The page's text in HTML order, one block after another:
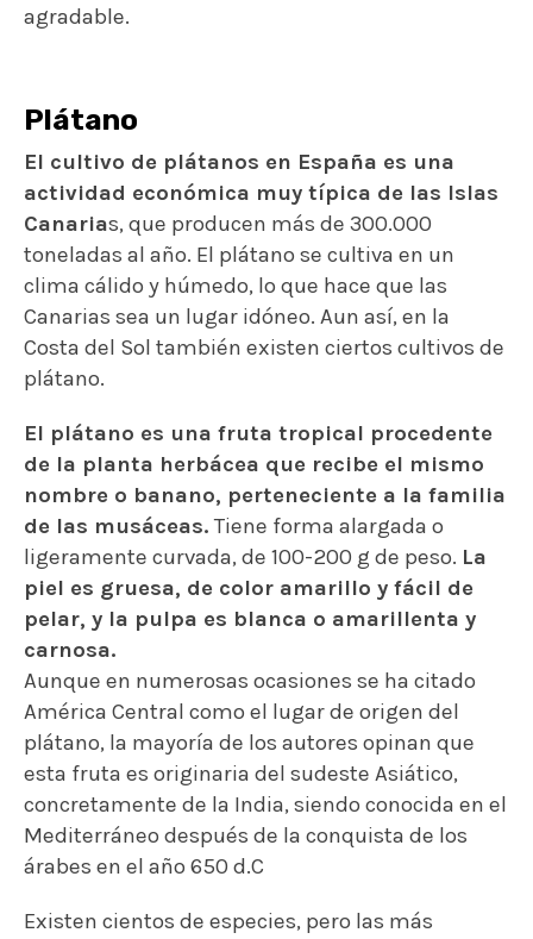
agradable.
Plátano
El cultivo de plátanos en España es una
actividad económica muy típica de las Islas
Canarias, que producen más de 300.000
toneladas al año. El plátano se cultiva en un
clima cálido y húmedo, lo que hace que las
Canarias sea un lugar idóneo. Aun así, en la
Costa del Sol también existen ciertos cultivos de
plátano.
El plátano es una fruta tropical procedente
de la planta herbácea que recibe el mismo
nombre o banano, perteneciente a la familia
de las musáceas.Tiene forma alargada o
ligeramente curvada, de 100-200 g de peso. La
piel es gruesa, de color amarillo y fácil de
pelar, y la pulpa es blanca o amarillenta y
carnosa.
Aunque en numerosas ocasiones se ha citado
América Central como el lugar de origen del
plátano, la mayoría de los autores opinan que
esta fruta es originaria del sudeste Asiático,
concretamente de la India, siendo conocida en el
Mediterráneo después de la conquista de los
árabes en el año 650 d.C
Existen cientos de especies, pero las más